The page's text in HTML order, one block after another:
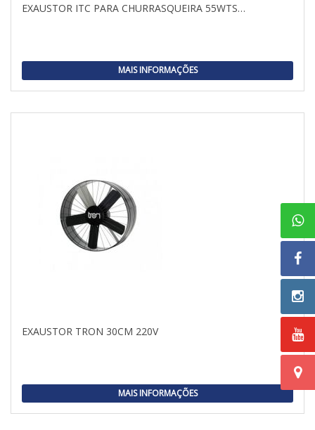
EXAUSTOR ITC PARA CHURRASQUEIRA 55WTS…
MAIS INFORMAÇÕES
EXAUSTOR TRON 30CM 220V
MAIS INFORMAÇÕES